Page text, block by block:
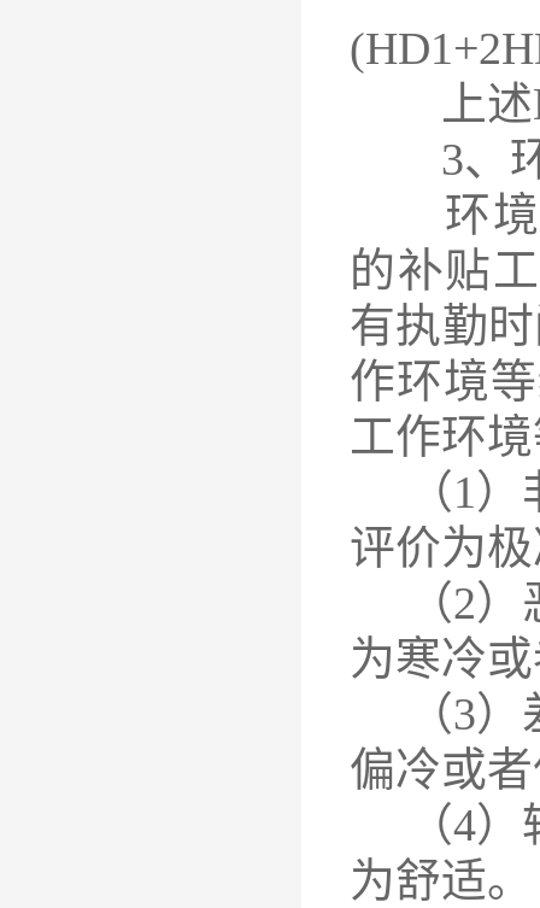
上述
3、环
环境
的补贴
有执勤
作环境
工作环
（1）
评价为
（2）
为寒冷
（3）
偏冷或
（4）
为舒适。